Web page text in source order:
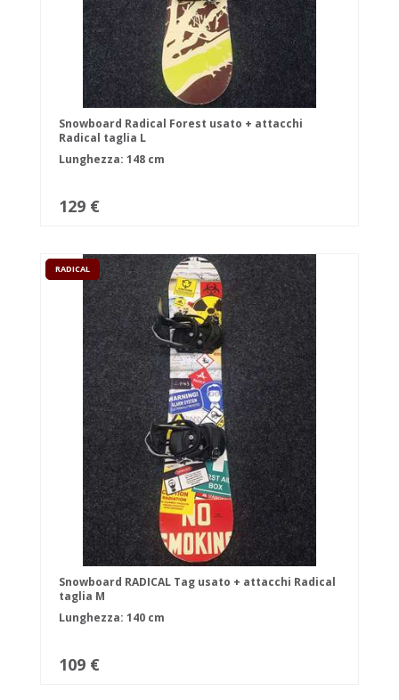
Snowboard Radical Forest usato + attacchi
Radical taglia L
Lunghezza: 148 cm
129 €
RADICAL
Snowboard RADICAL Tag usato + attacchi Radical
taglia M
Lunghezza: 140 cm
109 €